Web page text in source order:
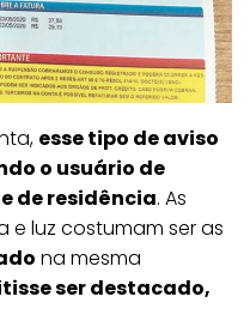
esse tipo de aviso
o usuário de
de residência. As
luz costumam ser as
na mesma
ser destacado,